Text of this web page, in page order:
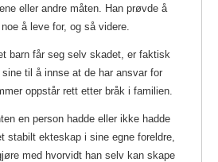
eller andre måten. Han prøvde å
å leve for, og så videre.
barn får seg selv skadet, er faktisk
til å innse at de har ansvar for
oppstår rett etter bråk i familien.
en person hadde eller ikke hadde
stabilt ekteskap i sine egne foreldre,
med hvorvidt han selv kan skape